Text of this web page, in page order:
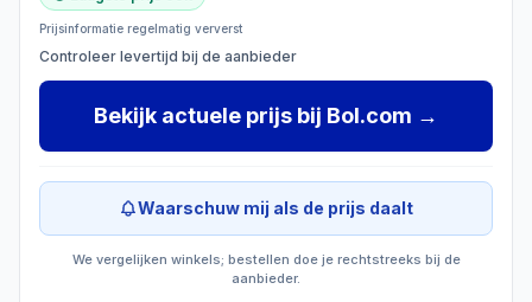
Prijsinformatie regelmatig ververst
Controleer levertijd bij de aanbieder
Bekijk actuele prijs bij Bol.com →
Waarschuw mij als de prijs daalt
We vergelijken winkels; bestellen doe je rechtstreeks bij de
aanbieder.